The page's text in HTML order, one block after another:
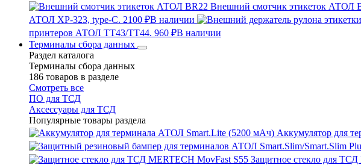
Внешний смотчик этикеток АТОЛ
АТОЛ XP-323, type-C. 2100 ₽В наличии
принтеров АТОЛ TT43/TT44. 960 ₽В наличии
Терминалы сбора данных
Раздел каталога
Терминалы сбора данных
186 товаров в разделе
Смотреть все
ПО для ТСД
Аксессуары для ТСД
Популярные товары раздела
Аккумулятор для
Защитное стекло для